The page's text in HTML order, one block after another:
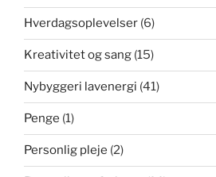
Hverdagsoplevelser (6)
Kreativitet og sang (15)
Nybyggeri lavenergi (41)
Penge (1)
Personlig pleje (2)